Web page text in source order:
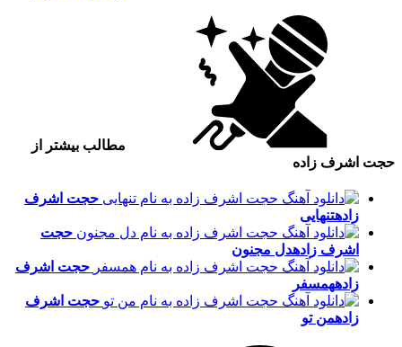
مطالب بیشتر از
حجت اشرف زاده
حجت اشرف
زادهتنهایی
حجت
اشرف زادهدل مجنون
حجت اشرف
زادههمسفر
حجت اشرف
زادهمن تو